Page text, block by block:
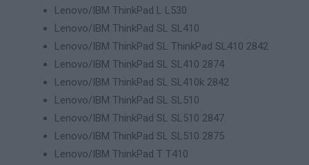
Lenovo/IBM ThinkPad L L530
Lenovo/IBM ThinkPad SL SL410
Lenovo/IBM ThinkPad SL ThinkPad SL410 2842
Lenovo/IBM ThinkPad SL SL410 2874
Lenovo/IBM ThinkPad SL SL410k 2842
Lenovo/IBM ThinkPad SL SL510
Lenovo/IBM ThinkPad SL SL510 2847
Lenovo/IBM ThinkPad SL SL510 2875
Lenovo/IBM ThinkPad T T410